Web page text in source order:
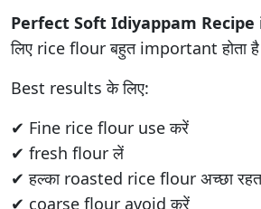
Perfect Soft Idiyappam
लिए rice flour बहुत important होता
Best results के लिए:
✔ Fine rice flour use करें
✔ fresh flour लें
✔ हल्का roasted rice flour अच्छा
✔ coarse flour avoid करें